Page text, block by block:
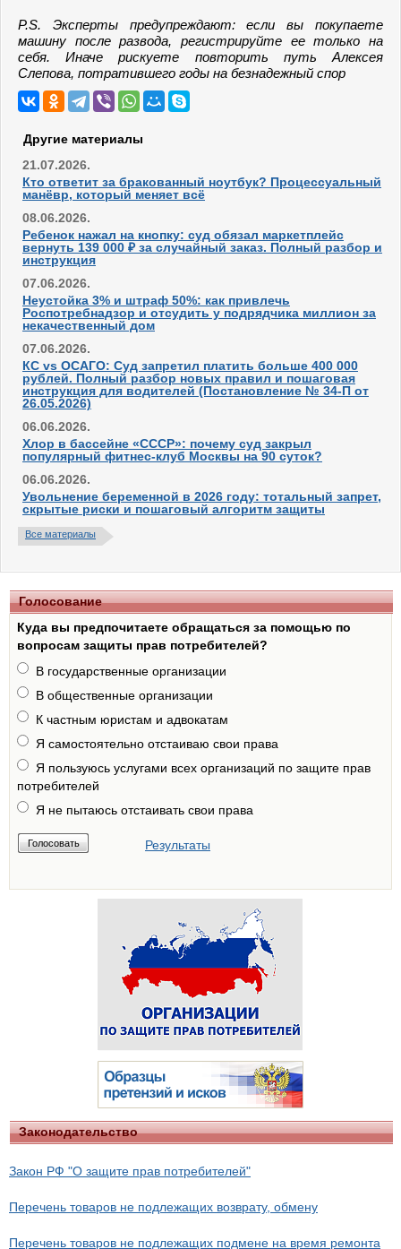
P.S. Эксперты предупреждают: если вы покупаете
машину после развода, регистрируйте ее только на
себя. Иначе рискуете повторить путь Алексея
Слепова, потратившего годы на безнадежный спор
Другие материалы
21.07.2026.
Кто ответит за бракованный ноутбук? Процессуальный
манёвр, который меняет всё
08.06.2026.
Ребенок нажал на кнопку: суд обязал маркетплейс
вернуть 139 000 ₽ за случайный заказ. Полный разбор и
инструкция
07.06.2026.
Неустойка 3% и штраф 50%: как привлечь
Роспотребнадзор и отсудить у подрядчика миллион за
некачественный дом
07.06.2026.
КС vs ОСАГО: Суд запретил платить больше 400 000
рублей. Полный разбор новых правил и пошаговая
инструкция для водителей (Постановление № 34-П от
26.05.2026)
06.06.2026.
Хлор в бассейне «СССР»: почему суд закрыл
популярный фитнес-клуб Москвы на 90 суток?
06.06.2026.
Увольнение беременной в 2026 году: тотальный запрет,
скрытые риски и пошаговый алгоритм защиты
Все материалы
Голосование
Куда вы предпочитаете обращаться за помощью по
вопросам защиты прав потребителей?
В государственные организации
В общественные организации
К частным юристам и адвокатам
Я самостоятельно отстаиваю свои права
Я пользуюсь услугами всех организаций по защите прав
потребителей
Я не пытаюсь отстаивать свои права
Результаты
Законодательство
Закон РФ "О защите прав потребителей"
Перечень товаров не подлежащих возврату, обмену
Перечень товаров не подлежащих подмене на время ремонта